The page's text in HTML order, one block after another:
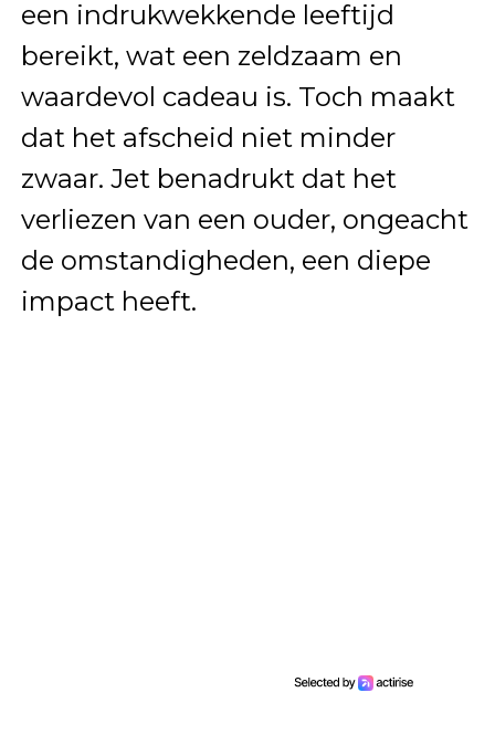
een indrukwekkende leeftijd
bereikt, wat een zeldzaam en
waardevol cadeau is. Toch maakt
dat het afscheid niet minder
zwaar. Jet benadrukt dat het
verliezen van een ouder, ongeacht
de omstandigheden, een diepe
impact heeft.